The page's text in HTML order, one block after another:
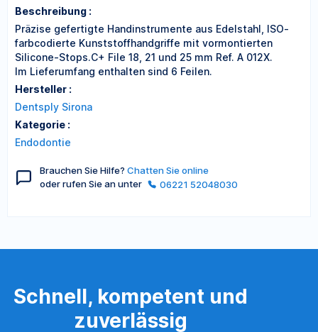
Beschreibung :
Präzise gefertigte Handinstrumente aus Edelstahl, ISO-
farbcodierte Kunststoffhandgriffe mit vormontierten
Silicone-Stops.C+ File 18, 21 und 25 mm Ref. A 012X.
Im Lieferumfang enthalten sind 6 Feilen.
Hersteller :
Dentsply Sirona
Kategorie :
Endodontie
Brauchen Sie Hilfe? Chatten Sie online
oder rufen Sie an unter
06221 52048030
Schnell, kompetent und
zuverlässig